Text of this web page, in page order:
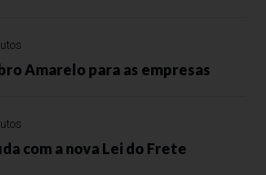
Amarelo para as empresas
com a nova Lei do Frete